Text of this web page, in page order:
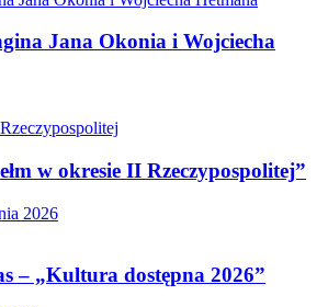
Jana Okonia i Wojciecha
w okresie II Rzeczypospolitej”
2026
– „Kultura dostępna 2026”